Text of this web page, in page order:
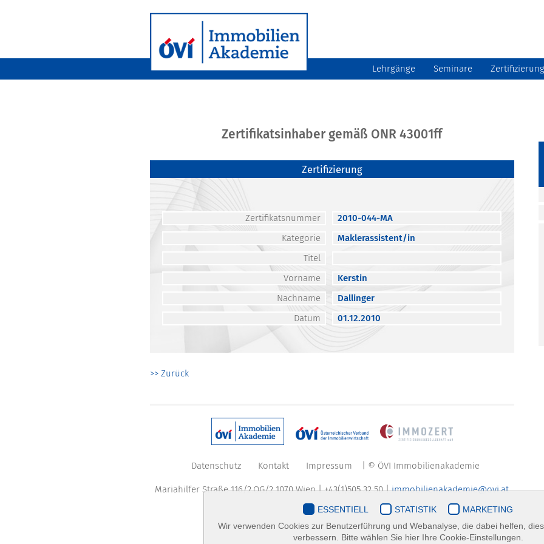
Lehrgänge Seminare Zertifizierung
Zertifikatsinhaber gemäß ONR 43001ff
Zertifizierung
Zertifikatsnummer
2010-044-MA
Kategorie
Maklerassistent/in
Titel
Vorname
Kerstin
Nachname
Dallinger
Datum
01.12.2010
>> Zurück
Datenschutz Kontakt Impressum | © ÖVI Immobilienakademie
Mariahilfer Straße 116/2.OG/2 1070 Wien | +43(1)505 32 50 |immobilienakademie@ovi.at
ESSENTIELL STATISTIK
MARKETING
Wir verwenden Cookies zur Benutzerführung und Webanalyse, die dabei helfen,
verbessern. Bitte wählen Sie hier Ihre Cookie-Einstellungen.